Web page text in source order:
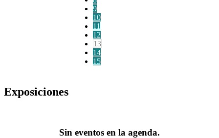
9
10
11
12
13
14
15
Exposiciones
Sin eventos en la agenda.